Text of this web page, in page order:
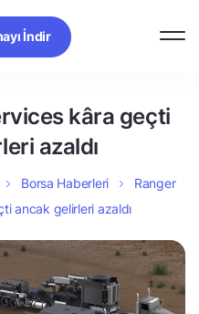
İndir
kâra geçti
azaldı
Borsa Haberleri
Ranger
ancak gelirleri azaldı